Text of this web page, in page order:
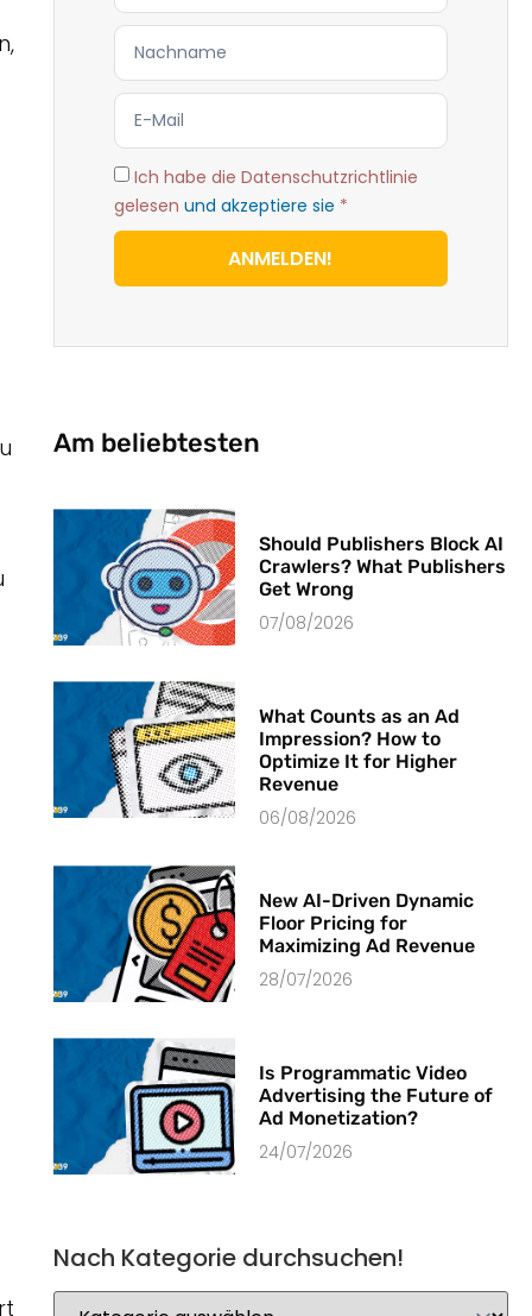
Ich habe die Datenschutzrichtlinie
gelesen und akzeptiere sie *
ANMELDEN!
Am beliebtesten
Should Publishers Block AI
Crawlers? What Publishers
Get Wrong
07/08/2026
What Counts as an Ad
Impression? How to
Optimize It for Higher
Revenue
06/08/2026
New AI-Driven Dynamic
Floor Pricing for
Maximizing Ad Revenue
28/07/2026
Is Programmatic Video
Advertising the Future of
Ad Monetization?
24/07/2026
Nach Kategorie durchsuchen!